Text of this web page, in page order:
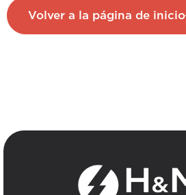
Volver a la página de inicio